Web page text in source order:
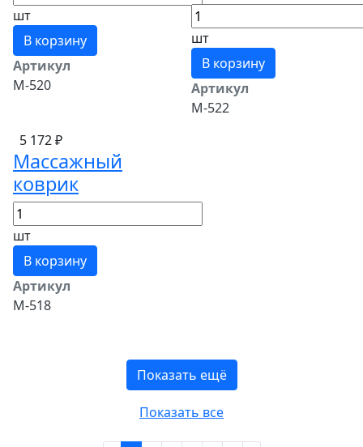
шт
В корзину
Артикул
М-520
шт
В корзину
Артикул
М-522
5 172 ₽
Массажный
коврик
шт
В корзину
Артикул
М-518
Показать ещё
Показать все